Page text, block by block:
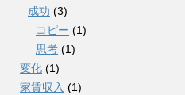
成功 (3)
コピー (1)
思考 (1)
変化 (1)
家賃収入 (1)